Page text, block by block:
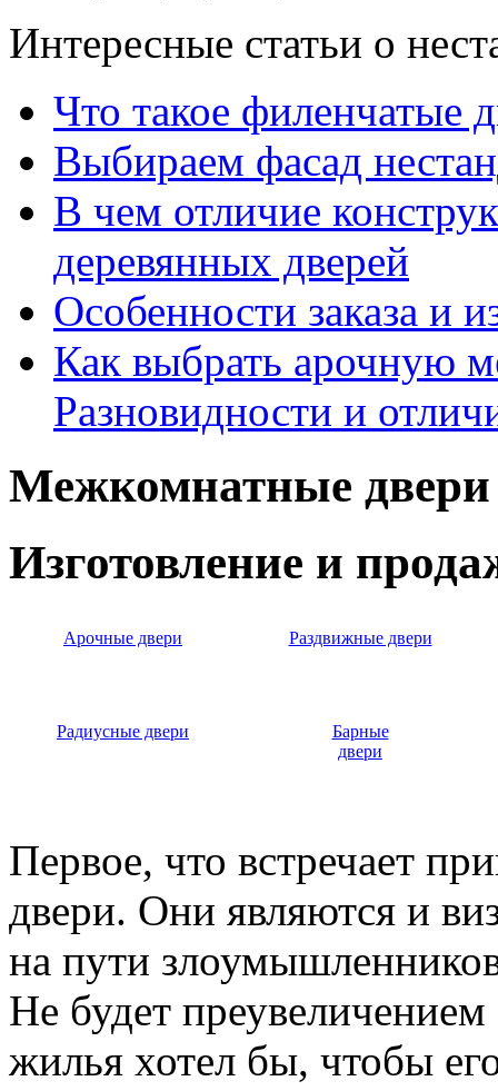
Интересные статьи о
Что такое филенчатые
Выбираем фасад
В чем отличие
деревянных дверей
Особенности заказа и
Как выбрать арочную
Разновидности и
Межкомнатные двери
Изготовление и
Арочные двери Раздвижные двери
Радиусные двери
Барные
двери
Первое, что встречает
двери. Они являются и
на пути
Не будет
жилья хотел бы, чтобы